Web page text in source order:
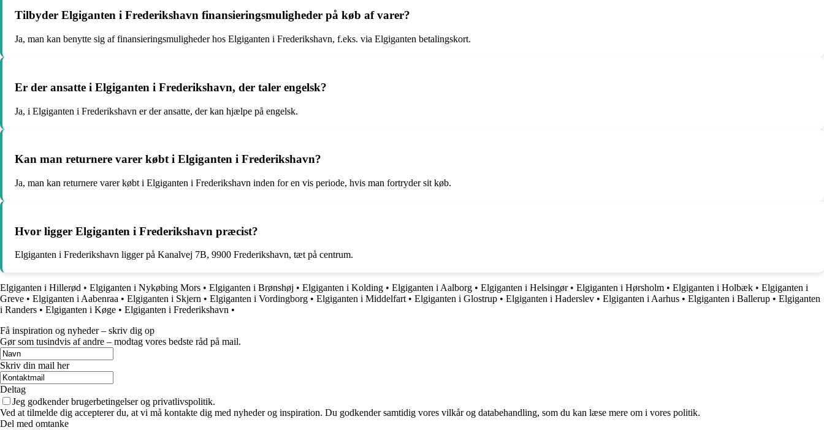
Tilbyder Elgiganten i Frederikshavn finansieringsmuligheder på køb af varer?
Ja, man kan benytte sig af finansieringsmuligheder hos Elgiganten i Frederikshavn, f.eks. via Elgiganten betalingskort.
Er der ansatte i Elgiganten i Frederikshavn, der taler engelsk?
Ja, i Elgiganten i Frederikshavn er der ansatte, der kan hjælpe på engelsk.
Kan man returnere varer købt i Elgiganten i Frederikshavn?
Ja, man kan returnere varer købt i Elgiganten i Frederikshavn inden for en vis periode, hvis man fortryder sit køb.
Hvor ligger Elgiganten i Frederikshavn præcist?
Elgiganten i Frederikshavn ligger på Kanalvej 7B, 9900 Frederikshavn, tæt på centrum.
Elgiganten i Hillerød • Elgiganten i Nykøbing Mors • Elgiganten i Brønshøj • Elgiganten i Kolding • Elgiganten i Aalborg • Elgiganten i Helsingør• Elgiganten i Hørsholm • Elgiganten i Holbæk • Elgiganten i
Greve • Elgiganten i Aabenraa • Elgiganten i Skjern • Elgiganten i Vordingborg • Elgiganten i Middelfart • Elgiganten i Glostrup • Elgiganten i Haderslev • Elgiganten i Aarhus • Elgiganten i Ballerup • Elgiganten
i Randers • Elgiganten i Køge • Elgiganten i Frederikshavn •
Få inspiration og nyheder – skriv dig op
Gør som tusindvis af andre – modtag vores bedste råd på mail.
Skriv din mail her
Deltag
Jeg godkender brugerbetingelser og privatlivspolitik.
Ved at tilmelde dig accepterer du, at vi må kontakte dig med nyheder og inspiration. Du godkender samtidig vores vilkår og databehandling, som du kan læse mere om i vores politik.
Del med omtanke